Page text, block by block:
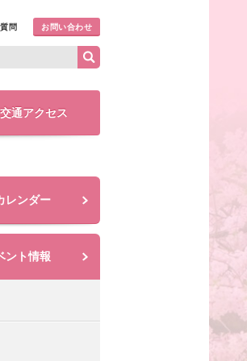
問 お問い合わせ
交通アクセス
レンダー
ント情報